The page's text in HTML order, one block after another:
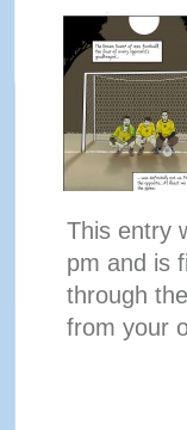
This entry
pm and is
through
from your